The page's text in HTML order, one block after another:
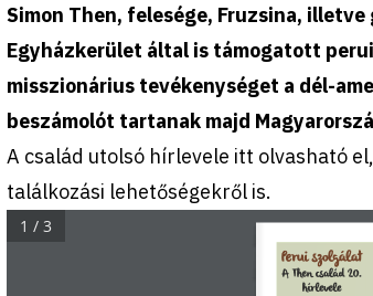
Simon Then, felesége, Fruzsina,
Egyházkerület által is támogatott
misszionárius tevékenységet a dél-
beszámolót tartanak majd
A család utolsó hírlevele itt olvasható
találkozási lehetőségekről is.
Perui szolgálat
A Then család 20.
hírlevele
1 / 3